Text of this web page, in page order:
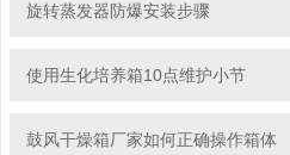
旋转蒸发器防爆安装步骤
使用生化培养箱10点维护小节
鼓风干燥箱厂家如何正确操作箱体